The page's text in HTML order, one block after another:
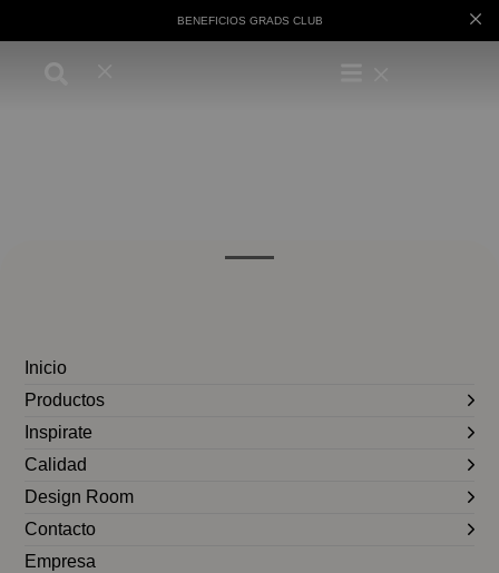
BENEFICIOS GRADS CLUB
Inicio
Productos
Inspirate
Calidad
Design Room
Contacto
Empresa